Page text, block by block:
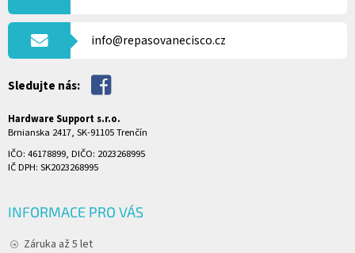
T
info@repasovanecisco.cz
Sledujte nás:
Hardware Support s.r.o.
Brnianska 2417, SK-91105 Trenčín
IČO: 46178899, DIČO: 2023268995
IČ DPH: SK2023268995
INFORMACE PRO VÁS
Záruka až 5 let